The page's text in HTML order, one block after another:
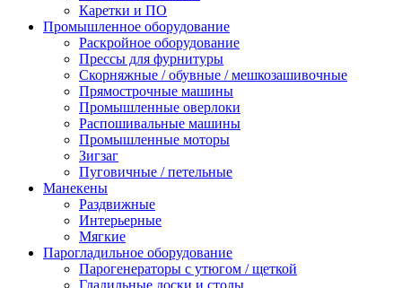
Каретки и ПО
Промышленное оборудование
Раскройное оборудование
Прессы для фурнитуры
Скорняжные / обувные / мешкозашивочные
Прямострочные машины
Промышленные оверлоки
Распошивальные машины
Промышленные моторы
Зигзаг
Пуговичные / петельные
Манекены
Раздвижные
Интерьерные
Мягкие
Парогладильное оборудование
Парогенераторы с утюгом / щеткой